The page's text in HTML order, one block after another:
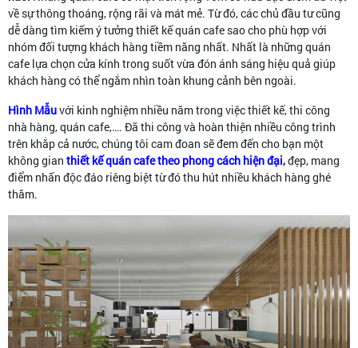
về sự thông thoáng, rộng rãi và mát mẻ. Từ đó, các chủ đầu tư cũng
dễ dàng tìm kiếm ý tưởng thiết kế quán cafe sao cho phù hợp với
nhóm đối tượng khách hàng tiềm năng nhất. Nhất là những quán
cafe lựa chọn cửa kính trong suốt vừa đón ánh sáng hiệu quả giúp
khách hàng có thể ngắm nhìn toàn khung cảnh bên ngoài.
Hình Mẫuvới kinh nghiệm nhiều năm trong việc thiết kế, thi công
nhà hàng, quán cafe,…. Đã thi công và hoàn thiện nhiều công trình
trên khắp cả nước, chúng tôi cam đoan sẽ đem đến cho bạn một
không gian thiết kế quán cafe theo phong cách hiện đại,đẹp, mang
điểm nhấn độc đáo riêng biệt từ đó thu hút nhiều khách hàng ghé
thăm.